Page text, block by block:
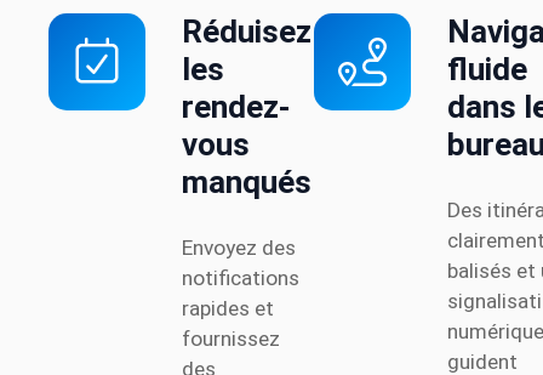
Réduisez
les
rendez-
vous
manqués
Envoyez des
notifications
rapides et
fournissez
des
fluide
dans
Des
balisés et
numérique
guident